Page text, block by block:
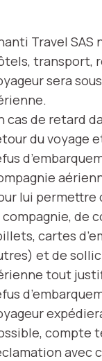
Travel SAS
transport,
sera
cas de retard
du voyage
lui permettre
compagnie, de
cartes
et de
tout
compte
avec